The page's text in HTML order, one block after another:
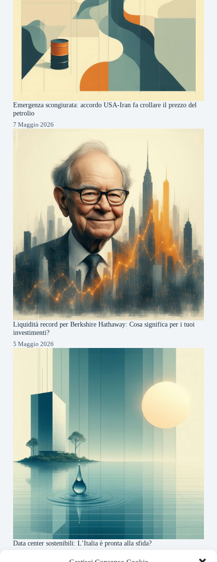
Emergenza scongiurata: accordo USA-Iran fa crollare il prezzo del
petrolio
7 Maggio 2026
Liquidità record per Berkshire Hathaway: Cosa significa per i tuoi
investimenti?
5 Maggio 2026
Data center sostenibili: L’Italia è pronta alla sfida?